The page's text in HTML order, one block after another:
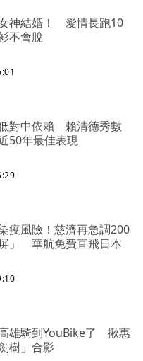
神結婚！ 愛情長跑10
不會脫
對中依賴 賴清德秀數
50年最佳表現
疫風險！慈濟再急調200
」 華航免費直飛日本
雄騎到YouBike了 揪惠
樹」合影